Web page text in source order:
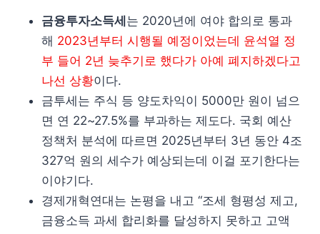
금융투자소득세는 2020년에 여야 합의로 통과
해 2023년부터 시행될 예정이었는데 윤석열 정
부 들어 2년 늦추기로 했다가 아예 폐지하겠다고
나선 상황이다.
금투세는 주식 등 양도차익이 5000만 원이 넘으
면 연 22~27.5%를 부과하는 제도다. 국회 예산
정책처 분석에 따르면 2025년부터 3년 동안 4조
327억 원의 세수가 예상되는데 이걸 포기한다는
이야기다.
경제개혁연대는 논평을 내고 “조세 형평성 제고,
금융소득 과세 합리화를 달성하지 못하고 고액